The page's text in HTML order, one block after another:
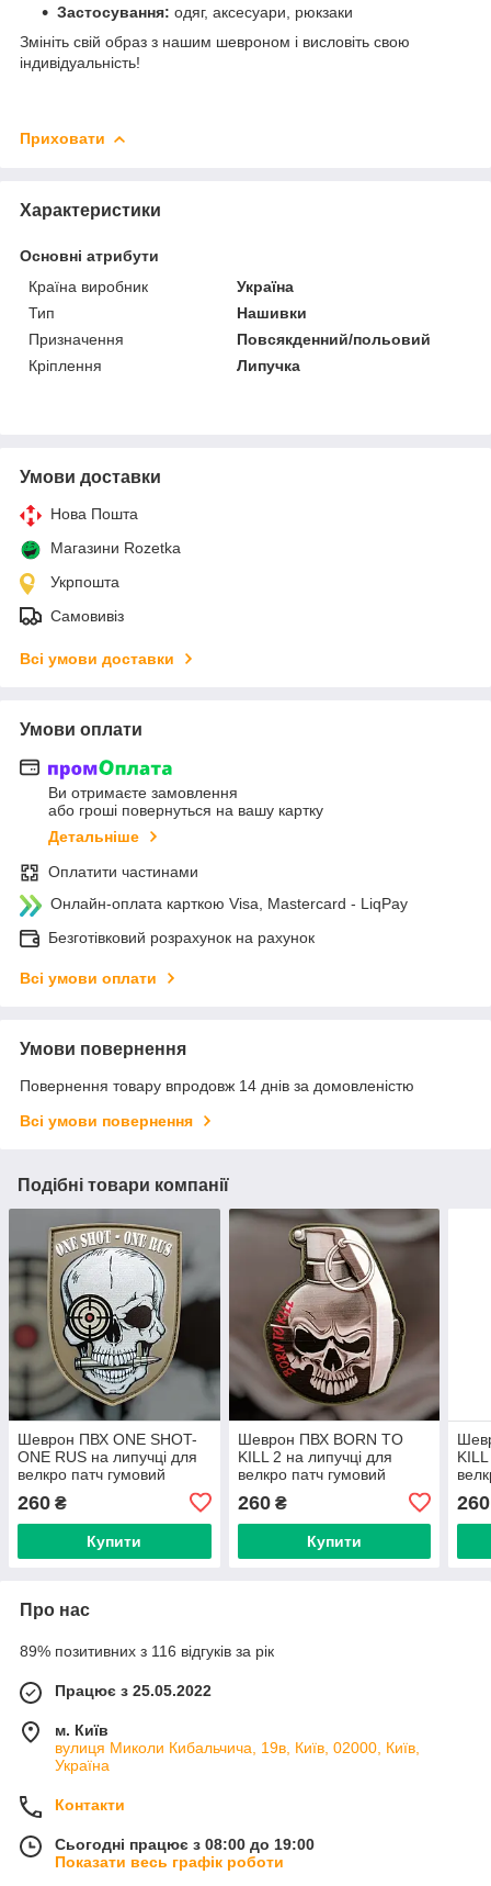
Застосування: одяг, аксесуари, рюкзаки
Змініть свій образ з нашим шевроном і висловіть свою
індивідуальність!
Приховати
Характеристики
Основні атрибути
Країна виробник
Україна
Тип
Нашивки
Призначення
Повсякденний/польовий
Кріплення
Липучка
Умови доставки
Нова Пошта
Магазини Rozetka
Укрпошта
Самовивіз
Всі умови доставки
Умови оплати
Ви отримаєте замовлення
або гроші повернуться на вашу картку
Детальніше
Оплатити частинами
Онлайн-оплата карткою Visa, Mastercard - LiqPay
Безготівковий розрахунок на рахунок
Всі умови оплати
Умови повернення
Повернення товару впродовж 14 днів за домовленістю
Всі умови повернення
Подібні товари компанії
Шеврон ПВХ ONE SHOT-
ONE RUS на липучці для
велкро патч гумовий
260 ₴
Купити
Шеврон ПВХ BORN TO
KILL 2 на липучці для
велкро патч гумовий
260₴
Купити
260
Про нас
89% позитивних з 116 відгуків за рік
Працює з 25.05.2022
м. Київ
вулиця Миколи Кибальчича, 19в, Київ, 02000, Київ,
Україна
Контакти
Сьогодні працює з 08:00 до 19:00
Показати весь графік роботи